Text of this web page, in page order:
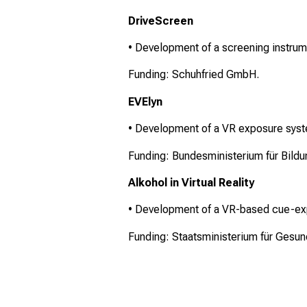
DriveScreen
• Development of a screening
Funding: Schuhfried GmbH.
EVElyn
• Development of a VR exposure
Funding: Bundesministerium für
Alkohol in Virtual Reality
• Development of a VR-based cue-
Funding: Staatsministerium für